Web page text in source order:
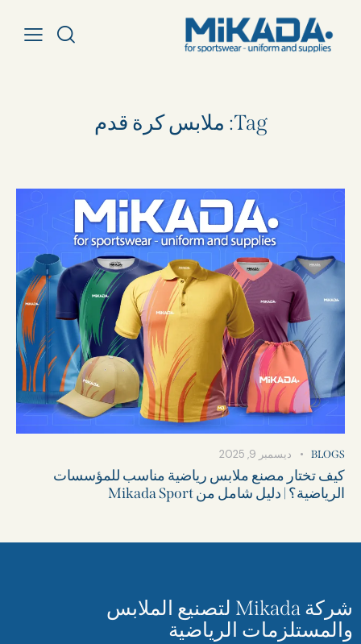
Tag: ملابس كرة قدم
BLOGS ديسمبر 9, 2025
كيف تختار مصنع ملابس رياضية مناسب للمؤسسات
الرياضية؟ | دليل شامل من Mikada Sport
شركة Mikada لتصنيع الملابس
والمستلزمات الرياضية